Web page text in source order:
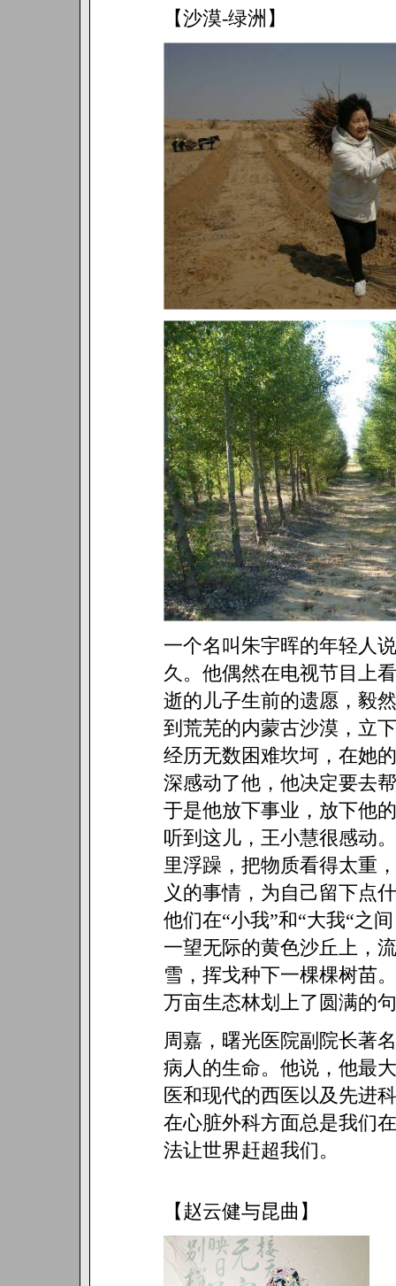
【沙漠-绿洲】
一个名叫朱宇晖的年轻人
久。他偶然在电视节目上
逝的儿子生前的遗愿，毅
到荒芜的内蒙古沙漠，立
经历无数困难坎坷，在她
深感动了他，他决定要去
于是他放下事业，放下他
听到这儿，王小慧很感动
里浮躁，把物质看得太重
义的事情，为自己留下点
他们在“小我”和“大我“之
一望无际的黄色沙丘上，
雪，挥戈种下一棵棵树苗
万亩生态林划上了圆满的
周嘉，曙光医院副院长著
病人的生命。他说，他最
医和现代的西医以及先进
在心脏外科方面总是我们
法让世界赶超我们。
【赵云健与昆曲】